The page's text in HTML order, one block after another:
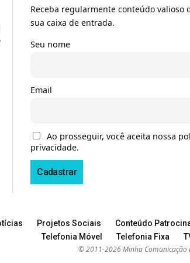
Receba regularmente conteúdo valioso
sua caixa de entrada.
Seu nome
Email
Ao prosseguir, você aceita nossa
privacidade.
Projetos Sociais Conteúdo
Telefonia Móvel
Telefonia Fixa
© 2011-2026 Minha Comunicação